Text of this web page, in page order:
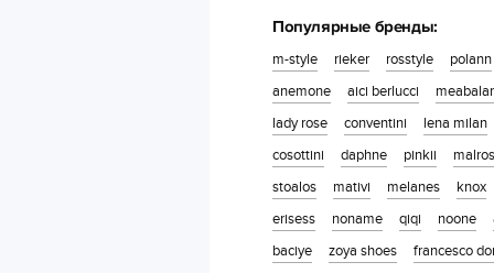
Популярные бренды:
m-style rieker rosstyle
polann
anemone
aici berlucci
lady rose
conventini
lena milan
cosottini
daphne pinkii
stoalos
mativi melanes
knox
erisess
noname qiqi noone
baciye
zoya shoes
francesco